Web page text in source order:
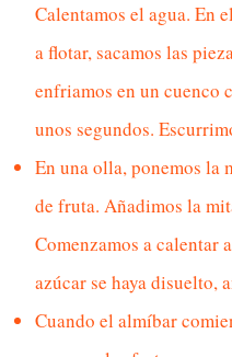
Calentamos el agua. En
a flotar, sacamos las
enfriamos en un cuenco
unos segundos.
En una olla, ponemos la
de fruta. Añadimos la
Comenzamos a calentar
azúcar se haya disuelto,
Cuando el almíbar